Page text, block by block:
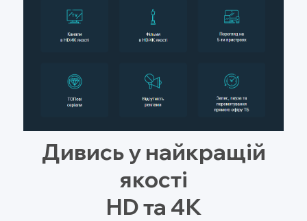
Дивись у найкращій
якості
HD та 4К